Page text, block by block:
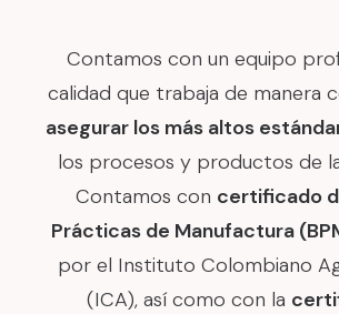
Contamos con un equipo
calidad que trabaja de manera
asegurar los más altos
los procesos y productos de
Contamos con certificado
Prácticas de Manufactura
por el Instituto Colombiano
(ICA), así como con la